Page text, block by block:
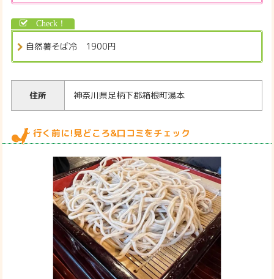
自然薯そば冷 1900円
住所 神奈川県足柄下郡箱根町湯本
行く前に!見どころ&口コミをチェック